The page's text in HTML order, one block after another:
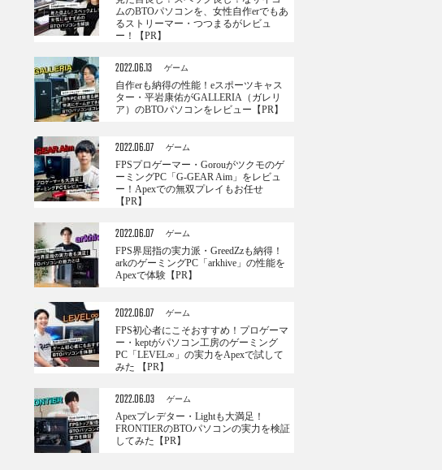
ムのBTOパソコンを、女性自作erでもあ
るストリーマー・つつまるがレビュ
ー！【PR】
2022.06.13 ゲーム
自作erも納得の性能！eスポーツキャス
ター・平岩康佑がGALLERIA（ガレリ
ア）のBTOパソコンをレビュー【PR】
2022.06.07 ゲーム
FPSプロゲーマー・Gorouがツクモのゲ
ーミングPC「G-GEAR Aim」をレビュ
ー！Apexでの無双プレイもお任せ
【PR】
2022.06.07 ゲーム
FPS界屈指の実力派・GreedZzも納得！
arkのゲーミングPC「arkhive」の性能を
Apexで体験【PR】
2022.06.07 ゲーム
FPS初心者にこそおすすめ！プロゲーマ
ー・keptがパソコン工房のゲーミング
PC「LEVEL∞」の実力をApexで試して
みた 【PR】
2022.06.03 ゲーム
Apexプレデター・Lightも大満足！
FRONTIERのBTOパソコンの実力を検証
してみた【PR】